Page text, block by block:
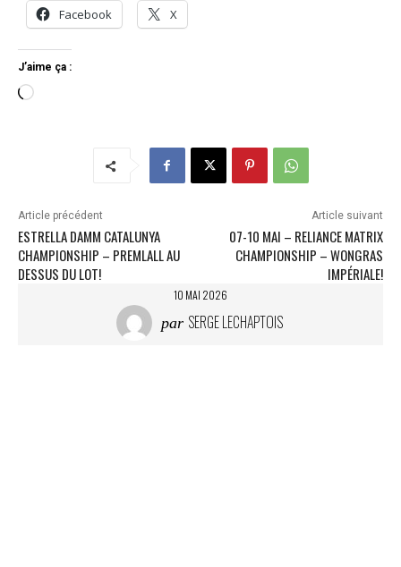
Facebook X
J’aime ça :
C
m
e
n
t
Article précédent
ESTRELLA DAMM CATALUNYA
CHAMPIONSHIP – PREMLALL AU
DESSUS DU LOT!
Article suivant
07-10 MAI – RELIANCE MATRIX
CHAMPIONSHIP – WONGRAS
IMPÉRIALE!
10 MAI 2026
par SERGE LECHAPTOIS